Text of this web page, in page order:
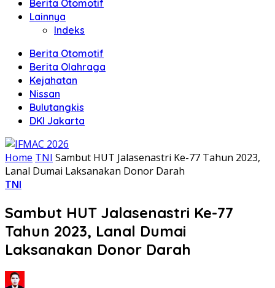
Berita Otomotif
Lainnya
Indeks
Berita Otomotif
Berita Olahraga
Kejahatan
Nissan
Bulutangkis
DKI Jakarta
Home TNI Sambut HUT Jalasenastri Ke-77 Tahun 2023,
Lanal Dumai Laksanakan Donor Darah
TNI
Sambut HUT Jalasenastri Ke-77
Tahun 2023, Lanal Dumai
Laksanakan Donor Darah